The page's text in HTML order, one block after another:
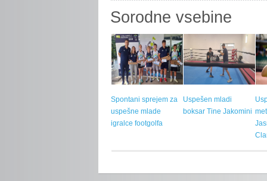
Sorodne vsebine
Spontani sprejem za
uspešne mlade
igralce footgolfa
Uspešen mladi
boksar Tine Jakomini